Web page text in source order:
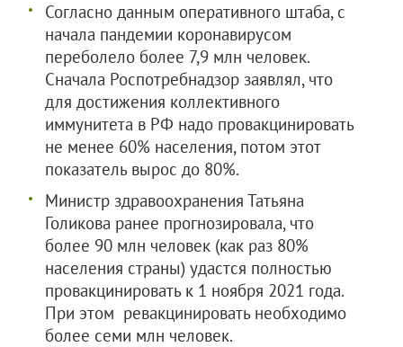
Согласно данным оперативного штаба, с
начала пандемии коронавирусом
переболело более 7,9 млн человек.
Сначала Роспотребнадзор заявлял, что
для достижения коллективного
иммунитета в РФ надо провакцинировать
не менее 60% населения, потом этот
показатель вырос до 80%.
Министр здравоохранения Татьяна
Голикова ранее прогнозировала, что
более 90 млн человек (как раз 80%
населения страны) удастся полностью
провакцинировать к 1 ноября 2021 года.
При этом ревакцинировать необходимо
более семи млн человек.